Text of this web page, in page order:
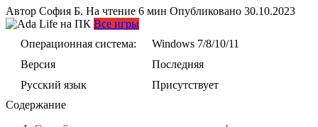
Автор София Б. На чтение 6 мин Опубликовано 30.10.2023
Все игры
Операционная система:
Windows 7/8/10/11
Версия
Последняя
Русский язык
Присутствует
Содержание